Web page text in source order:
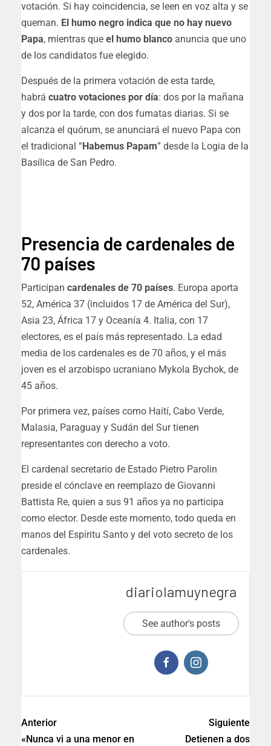
votación. Si hay coincidencia, se leen en voz alta y se
queman. El humo negro indica que no hay nuevo
Papa, mientras que el humo blanco anuncia que uno
de los candidatos fue elegido.
Después de la primera votación de esta tarde,
habrá cuatro votaciones por día: dos por la mañana
y dos por la tarde, con dos fumatas diarias. Si se
alcanza el quórum, se anunciará el nuevo Papa con
el tradicional “Habemus Papam” desde la Logia de la
Basílica de San Pedro.
Presencia de cardenales de
70 países
Participan cardenales de 70 países. Europa aporta
52, América 37 (incluidos 17 de América del Sur),
Asia 23, África 17 y Oceanía 4. Italia, con 17
electores, es el país más representado. La edad
media de los cardenales es de 70 años, y el más
joven es el arzobispo ucraniano Mykola Bychok, de
45 años.
Por primera vez, países como Haití, Cabo Verde,
Malasia, Paraguay y Sudán del Sur tienen
representantes con derecho a voto.
El cardenal secretario de Estado Pietro Parolin
preside el cónclave en reemplazo de Giovanni
Battista Re, quien a sus 91 años ya no participa
como elector. Desde este momento, todo queda en
manos del Espíritu Santo y del voto secreto de los
cardenales.
diariolamuynegra
See author's posts
Anterior
«Nunca vi a una menor en
Siguiente
Detienen a dos